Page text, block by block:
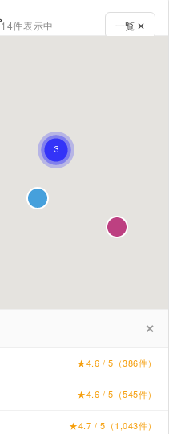
14件表示中 一覧 ✕
✕
★4.6 / 5（386件）
★4.6 / 5（545件）
★4.7 / 5（1,043件）